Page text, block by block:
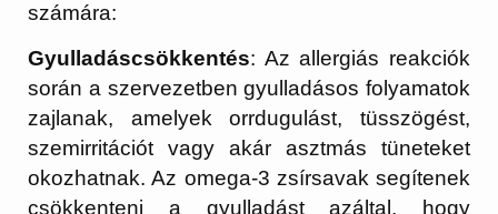
számára:
Gyulladáscsökkentés: Az allergiás reakciók
során a szervezetben gyulladásos folyamatok
zajlanak, amelyek orrdugulást, tüsszögést,
szemirritációt vagy akár asztmás tüneteket
okozhatnak. Az omega-3 zsírsavak segítenek
csökkenteni a gyulladást azáltal, hogy